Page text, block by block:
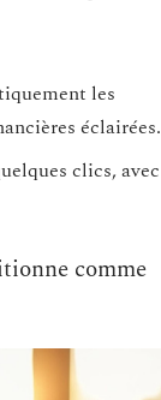
les
éclairées.
clics, avec
comme